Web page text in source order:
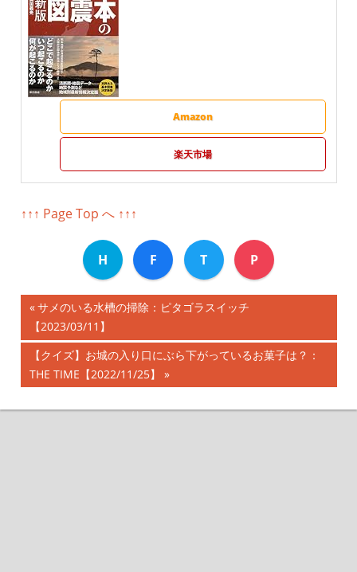
Amazon
楽天市場
↑↑↑ Page Top へ ↑↑↑
H F T P
投
稿
ナ
ビ
前
の
記
事:
サメのいる水槽の掃除：ピタゴラスイッチ
【2023/03/11】
次
の
事:
【クイズ】お城の入り口にぶら下がっているお菓子は？：
THE TIME【2022/11/25】